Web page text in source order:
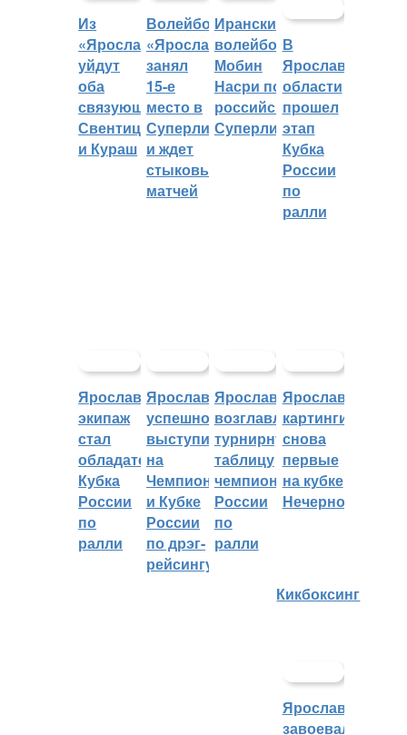
Из
«Ярославича»
уйдут
оба
связующих:
Свентицкис
и Кураш
Волейбольный
«Ярославич»
занял
15-е
место в
Суперлиге
и ждет
стыковых
матчей
Иранский
волейболист
Мобин
Насри покинет
российскую
Суперлигу
В
Ярославской
области
прошел
этап
Кубка
России
по
ралли
Ярославский
экипаж
стал
обладателем
Кубка
России
по
ралли
Ярославцы
успешно
выступили
на
Чемпионате
и Кубке
России
по дрэг-
рейсингу
Ярославцы
возглавляют
турнирную
таблицу
чемпионата
России
по
ралли
Ярославские
картингисты
снова
первые
на кубке
Нечерноземья
Кикбоксинг
Ярославцы
завоевали